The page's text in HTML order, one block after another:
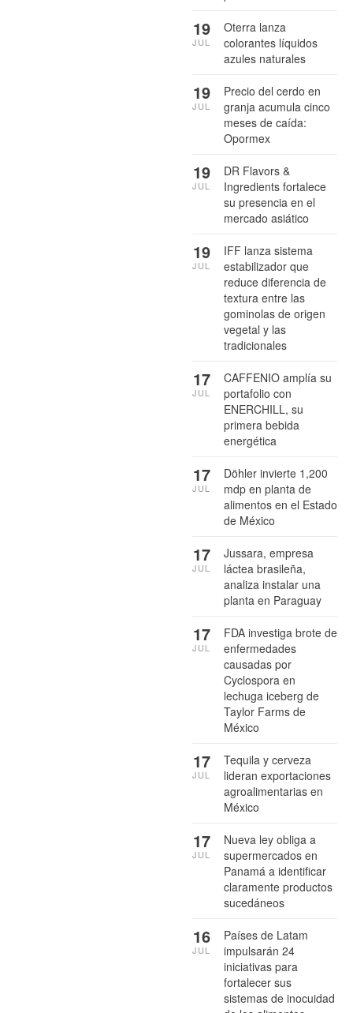
Oterra lanza
colorantes líquidos
azules naturales
19
JUL
Precio del cerdo en
granja acumula cinco
meses de caída:
Opormex
19
JUL
DR Flavors &
Ingredients fortalece
su presencia en el
mercado asiático
19
JUL
IFF lanza sistema
estabilizador que
reduce diferencia de
textura entre las
gominolas de origen
vegetal y las
tradicionales
19
JUL
CAFFENIO amplía su
portafolio con
ENERCHILL, su
primera bebida
energética
17
JUL
Döhler invierte 1,200
mdp en planta de
alimentos en el Estado
de México
17
JUL
Jussara, empresa
láctea brasileña,
analiza instalar una
planta en Paraguay
17
JUL
FDA investiga brote de
enfermedades
causadas por
Cyclospora en
lechuga iceberg de
Taylor Farms de
México
17
JUL
Tequila y cerveza
lideran exportaciones
agroalimentarias en
México
17
JUL
Nueva ley obliga a
supermercados en
Panamá a identificar
claramente productos
sucedáneos
17
JUL
Países de Latam
impulsarán 24
iniciativas para
fortalecer sus
sistemas de inocuidad
16
JUL